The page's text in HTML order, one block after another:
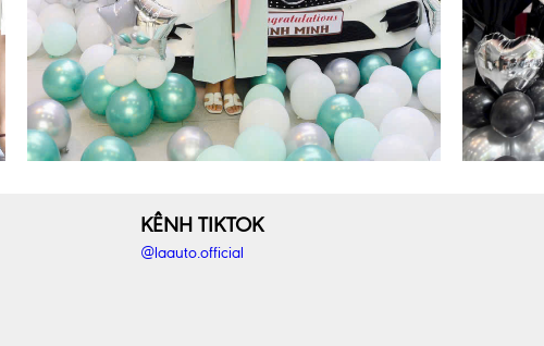
KÊNH TIKTOK
@laauto.official